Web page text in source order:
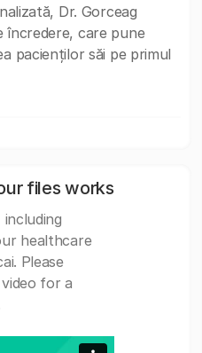
Dr. Gorceag
încredere, care pune
pacienților săi pe primul
files works
healthcare
Please
for a